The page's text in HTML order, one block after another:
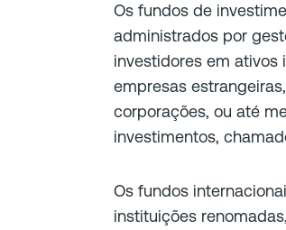
Os fundos de
administrados por
investidores em ativos
empresas
corporações, ou até
investimentos,
Os fundos
instituições